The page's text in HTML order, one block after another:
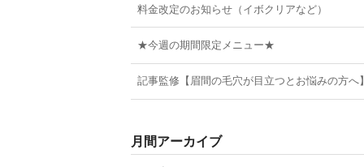
料金改定のお知らせ（イボクリアなど）
★今週の期間限定メニュー★
記事監修【眉間の毛穴が目立つとお悩みの方へ
月間アーカイブ